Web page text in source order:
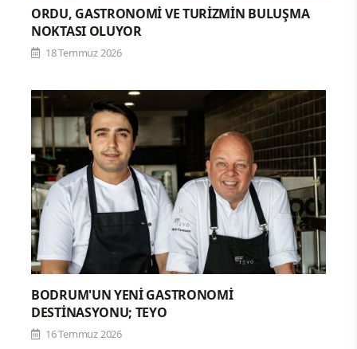
ORDU, GASTRONOMİ VE TURİZMİN BULUŞMA
NOKTASI OLUYOR
18 Temmuz 2026
BODRUM'UN YENİ GASTRONOMİ
DESTİNASYONU; TEYO
16 Temmuz 2026